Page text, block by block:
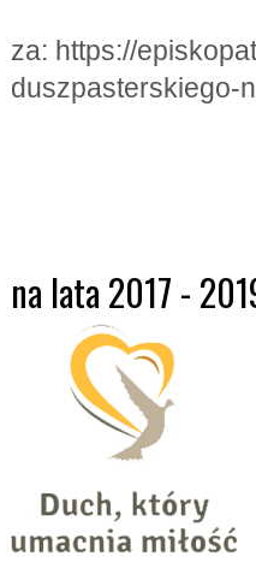
za: https://
duszpasterskiego-
na lata 2017 -